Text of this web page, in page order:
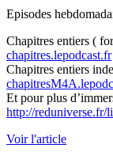
Episodes
Chapitres entiers (
chapitres.lepodcast.fr
Chapitres entiers
Et pour plus
http://reduniverse.fr/
Voir l'article